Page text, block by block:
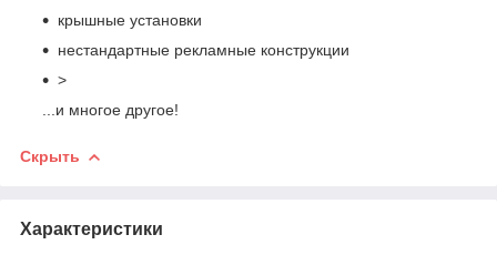
крышные установки
нестандартные рекламные конструкции
>
...и многое другое!
Скрыть
Характеристики